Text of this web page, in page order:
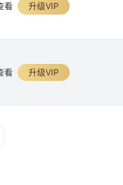
看 升级VIP
看 升级VIP